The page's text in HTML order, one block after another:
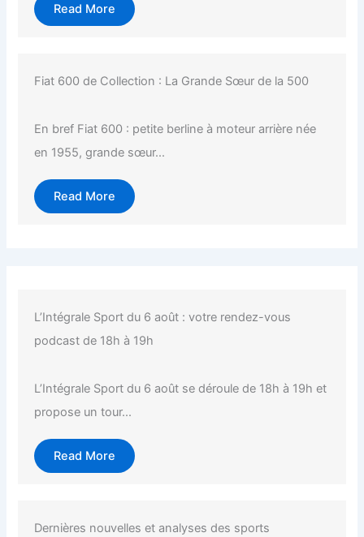
Read More
Fiat 600 de Collection : La Grande Sœur de la 500
En bref Fiat 600 : petite berline à moteur arrière née
en 1955, grande sœur...
Read More
L’Intégrale Sport du 6 août : votre rendez-vous
podcast de 18h à 19h
L’Intégrale Sport du 6 août se déroule de 18h à 19h et
propose un tour...
Read More
Dernières nouvelles et analyses des sports